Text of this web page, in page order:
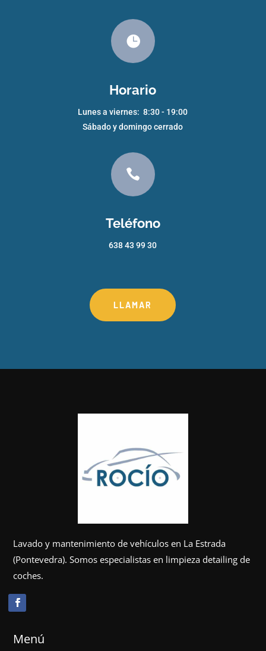

Horario
Lunes a viernes: 8:30 - 19:00
Sábado y domingo cerrado

Teléfono
638 43 99 30
LLAMAR
Lavado y mantenimiento de vehículos en La Estrada
(Pontevedra). Somos especialistas en limpieza detailing de
coches.
Menú